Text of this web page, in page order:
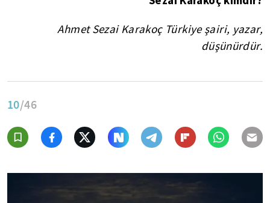
Ahmet Sezai Karakoç Türkiye şairi, yazar,
düşünürdür.
10/46